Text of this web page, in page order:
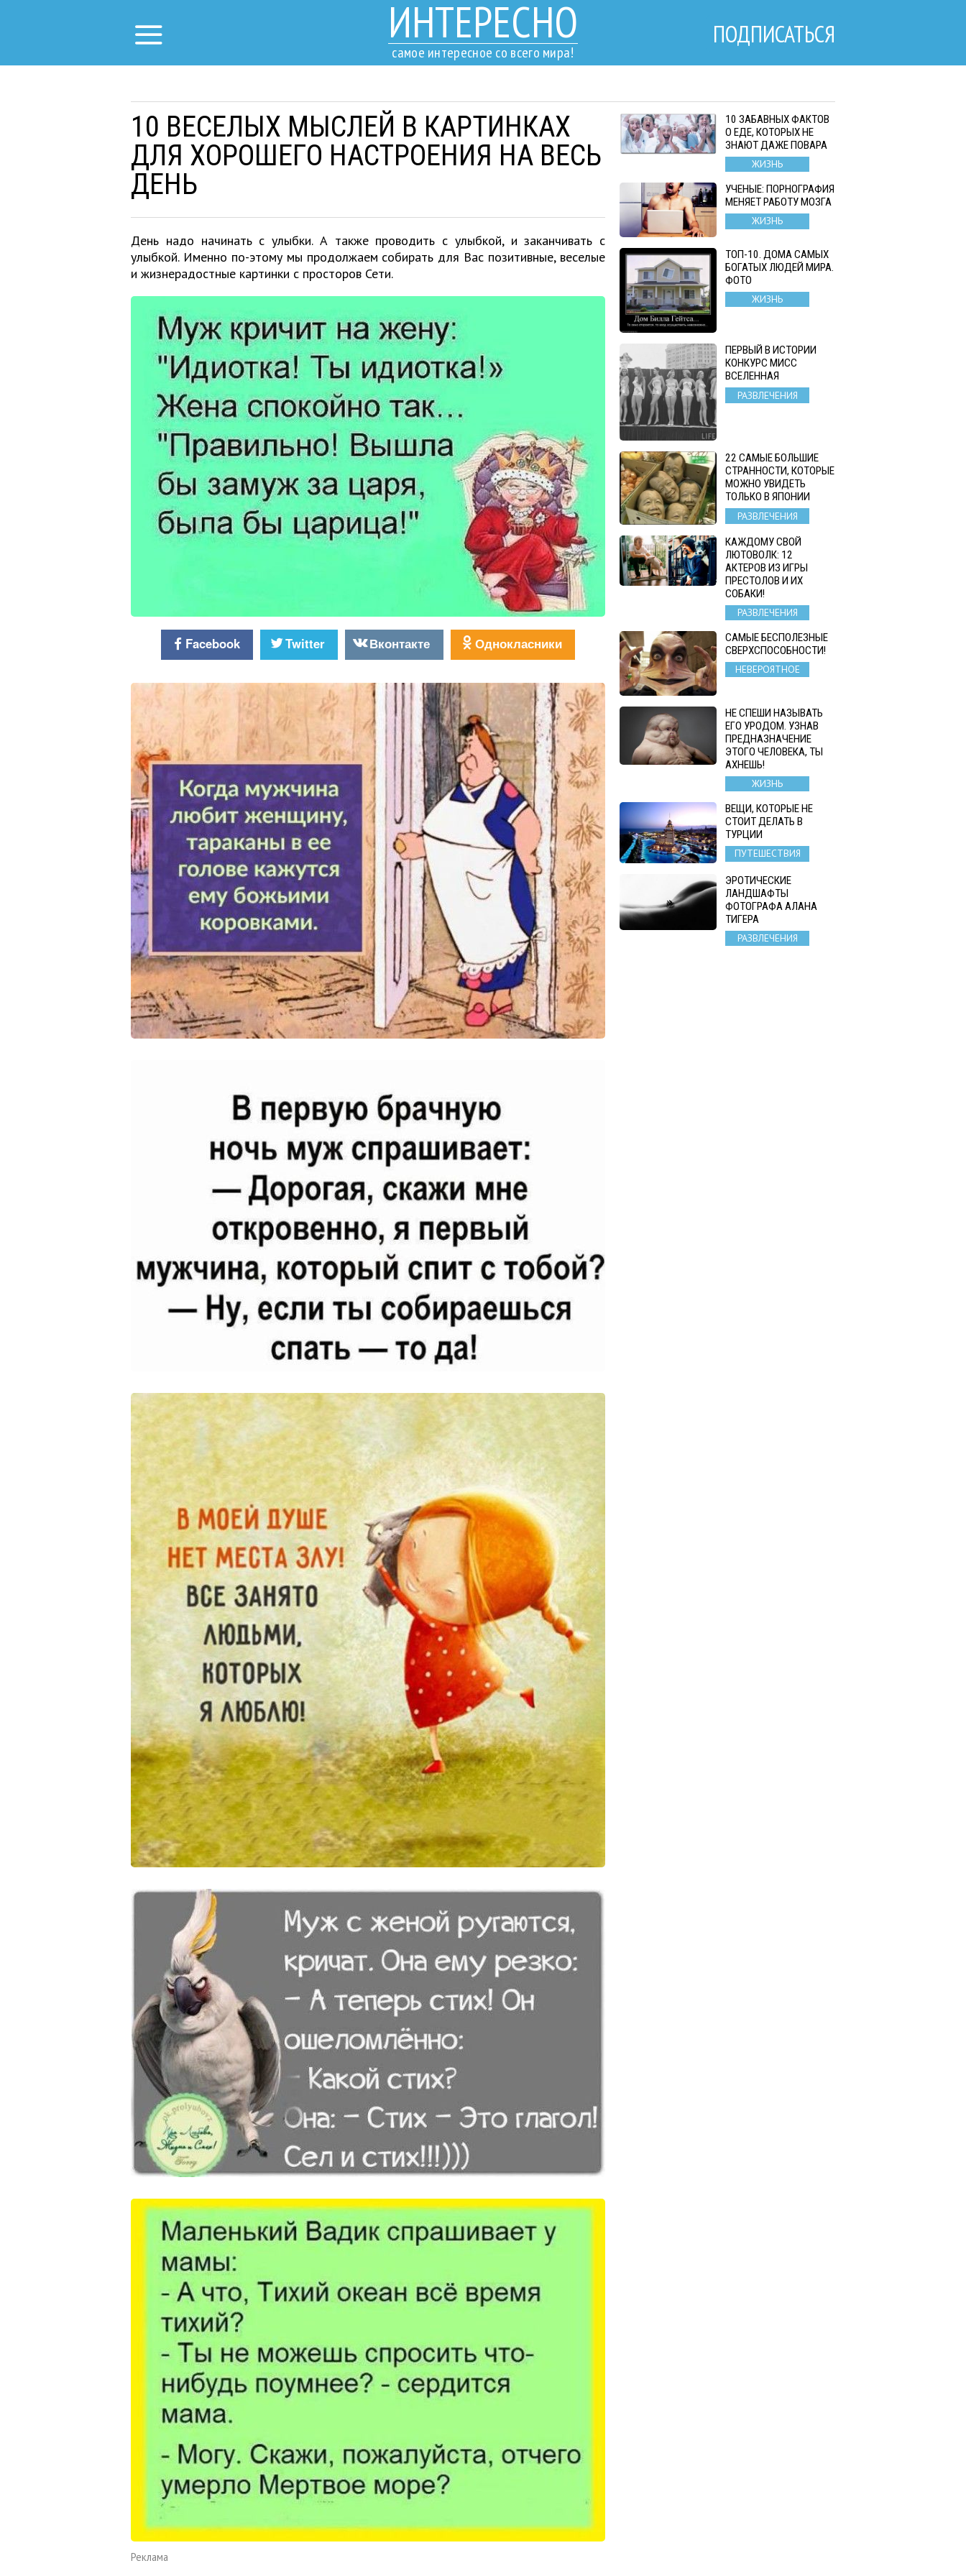
ИНТЕРЕСНО
самое интересное со всего мира!
ПОДПИСАТЬСЯ
10 ВЕСЕЛЫХ МЫСЛЕЙ В КАРТИНКАХ
ДЛЯ ХОРОШЕГО НАСТРОЕНИЯ НА ВЕСЬ
ДЕНЬ
День надо начинать с улыбки. А также проводить с улыбкой, и заканчивать с
улыбкой. Именно по-этому мы продолжаем собирать для Вас позитивные, веселые
и жизнерадостные картинки с просторов Сети.
Facebook Twitter Вконтакте Однокласники
Реклама
10 ЗАБАВНЫХ ФАКТОВ
О ЕДЕ, КОТОРЫХ НЕ
ЗНАЮТ ДАЖЕ ПОВАРА
ЖИЗНЬ
УЧЕНЫЕ: ПОРНОГРАФИЯ
МЕНЯЕТ РАБОТУ МОЗГА
ЖИЗНЬ
ТОП-10. ДОМА САМЫХ
БОГАТЫХ ЛЮДЕЙ МИРА.
ФОТО
ЖИЗНЬ
ПЕРВЫЙ В ИСТОРИИ
КОНКУРС МИСС
ВСЕЛЕННАЯ
РАЗВЛЕЧЕНИЯ
22 САМЫЕ БОЛЬШИЕ
СТРАННОСТИ, КОТОРЫЕ
МОЖНО УВИДЕТЬ
ТОЛЬКО В ЯПОНИИ
РАЗВЛЕЧЕНИЯ
КАЖДОМУ СВОЙ
ЛЮТОВОЛК: 12
АКТЕРОВ ИЗ ИГРЫ
ПРЕСТОЛОВ И ИХ
СОБАКИ!
РАЗВЛЕЧЕНИЯ
САМЫЕ БЕСПОЛЕЗНЫЕ
СВЕРХСПОСОБНОСТИ!
НЕВЕРОЯТНОЕ
НЕ СПЕШИ НАЗЫВАТЬ
ЕГО УРОДОМ. УЗНАВ
ПРЕДНАЗНАЧЕНИЕ
ЭТОГО ЧЕЛОВЕКА, ТЫ
АХНЕШЬ!
ЖИЗНЬ
ВЕЩИ, КОТОРЫЕ НЕ
СТОИТ ДЕЛАТЬ В
ТУРЦИИ
ПУТЕШЕСТВИЯ
ЭРОТИЧЕСКИЕ
ЛАНДШАФТЫ
ФОТОГРАФА АЛАНА
ТИГЕРА
РАЗВЛЕЧЕНИЯ